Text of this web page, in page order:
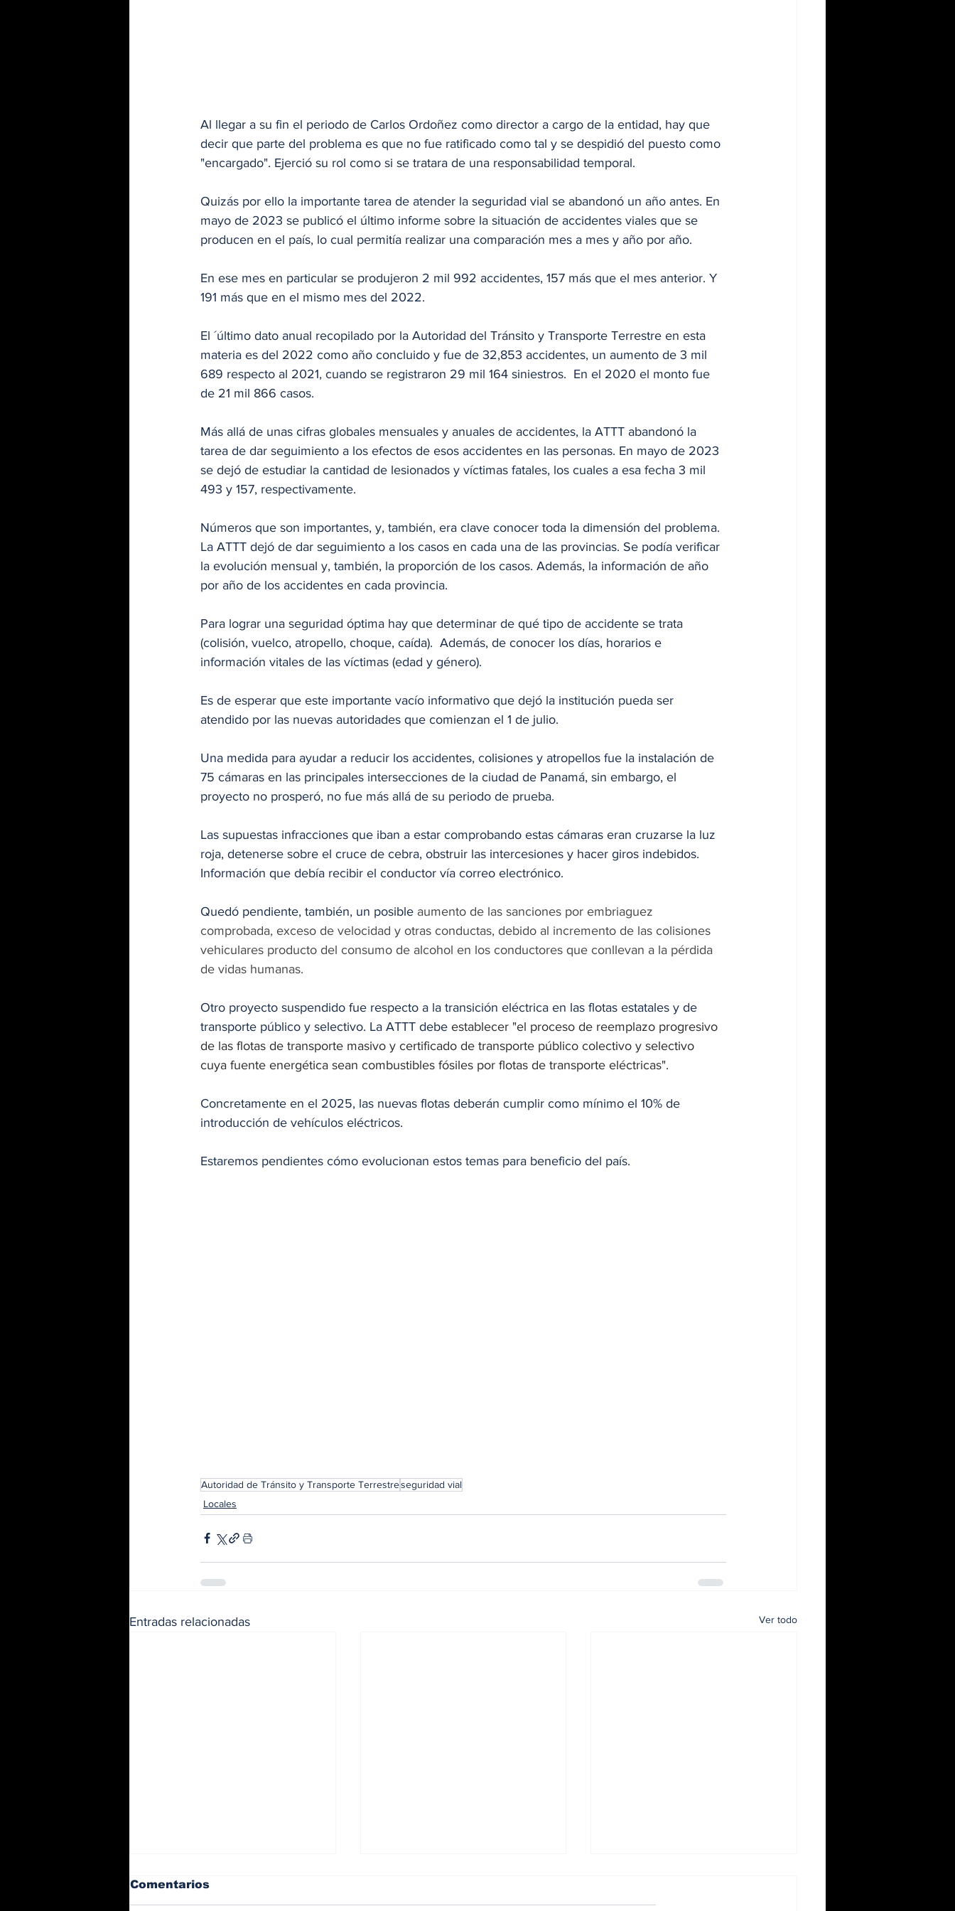
Al llegar a su fin el periodo de Carlos Ordoñez como director a cargo de la entidad, hay que
decir que parte del problema es que no fue ratificado como tal y se despidió del puesto como
"encargado". Ejerció su rol como si se tratara de una responsabilidad temporal.
Quizás por ello la importante tarea de atender la seguridad vial se abandonó un año antes. En
mayo de 2023 se publicó el último informe sobre la situación de accidentes viales que se
producen en el país, lo cual permitía realizar una comparación mes a mes y año por año.
En ese mes en particular se produjeron 2 mil 992 accidentes, 157 más que el mes anterior. Y
191 más que en el mismo mes del 2022.
El ´último dato anual recopilado por la Autoridad del Tránsito y Transporte Terrestre en esta
materia es del 2022 como año concluido y fue de 32,853 accidentes, un aumento de 3 mil
689 respecto al 2021, cuando se registraron 29 mil 164 siniestros.  En el 2020 el monto fue
de 21 mil 866 casos.
Más allá de unas cifras globales mensuales y anuales de accidentes, la ATTT abandonó la
tarea de dar seguimiento a los efectos de esos accidentes en las personas. En mayo de 2023
se dejó de estudiar la cantidad de lesionados y víctimas fatales, los cuales a esa fecha 3 mil
493 y 157, respectivamente.
Números que son importantes, y, también, era clave conocer toda la dimensión del problema.
La ATTT dejó de dar seguimiento a los casos en cada una de las provincias. Se podía verificar
la evolución mensual y, también, la proporción de los casos. Además, la información de año
por año de los accidentes en cada provincia.
Para lograr una seguridad óptima hay que determinar de qué tipo de accidente se trata
(colisión, vuelco, atropello, choque, caída).  Además, de conocer los días, horarios e
información vitales de las víctimas (edad y género).
Es de esperar que este importante vacío informativo que dejó la institución pueda ser
atendido por las nuevas autoridades que comienzan el 1 de julio.
Una medida para ayudar a reducir los accidentes, colisiones y atropellos fue la instalación de
75 cámaras en las principales intersecciones de la ciudad de Panamá, sin embargo, el
proyecto no prosperó, no fue más allá de su periodo de prueba.
Las supuestas infracciones que iban a estar comprobando estas cámaras eran cruzarse la luz
roja, detenerse sobre el cruce de cebra, obstruir las intercesiones y hacer giros indebidos.
Información que debía recibir el conductor vía correo electrónico.
Quedó pendiente, también, un posible aumento de las sanciones por embriaguez
comprobada, exceso de velocidad y otras conductas, debido al incremento de las colisiones
vehiculares producto del consumo de alcohol en los conductores que conllevan a la pérdida
de vidas humanas.
Otro proyecto suspendido fue respecto a la transición eléctrica en las flotas estatales y de
transporte público y selectivo. La ATTT debe establecer "el proceso de reemplazo progresivo
de las flotas de transporte masivo y certificado de transporte público colectivo y selectivo
cuya fuente energética sean combustibles fósiles por flotas de transporte eléctricas".
Concretamente en el 2025, las nuevas flotas deberán cumplir como mínimo el 10% de
introducción de vehículos eléctricos.
Estaremos pendientes cómo evolucionan estos temas para beneficio del país.
Autoridad de Tránsito y Transporte Terrestreseguridad vial
Locales
Entradas relacionadas Ver todo
Comentarios